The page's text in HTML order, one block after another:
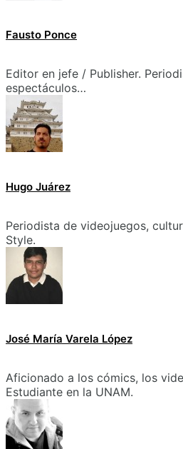
Fausto Ponce
Editor en jefe / Publisher.
espectáculos…
Hugo Juárez
Periodista de videojuegos,
Style.
José María Varela López
Aficionado a los cómics, los
Estudiante en la UNAM.